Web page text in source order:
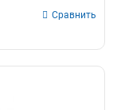
Сравнить